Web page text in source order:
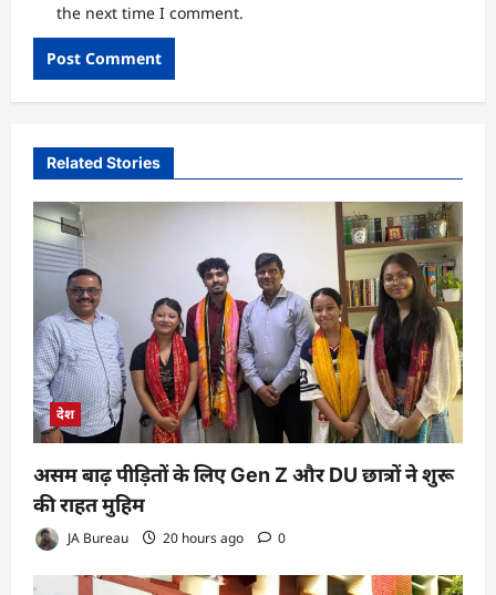
the next time I comment.
Related Stories
देश
असम बाढ़ पीड़ितों के लिए Gen Z और DU छात्रों ने शुरू
की राहत मुहिम
JA Bureau 20 hours ago 0